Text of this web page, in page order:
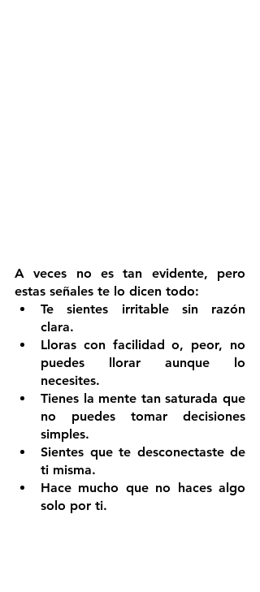
A veces no es tan evidente, pero
estas señales te lo dicen todo:
Te sientes irritable sin razón
clara.
Lloras con facilidad o, peor, no
puedes llorar aunque lo
necesites.
Tienes la mente tan saturada que
no puedes tomar decisiones
simples.
Sientes que te desconectaste de
ti misma.
Hace mucho que no haces algo
solo por ti.